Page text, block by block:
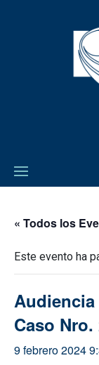
« Todos los
Este evento ha
Caso Nro.
9 febrero 2024